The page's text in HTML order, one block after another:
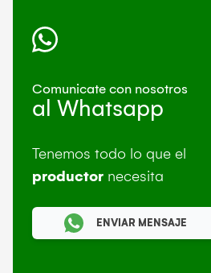
Comunicate con nosotros
al Whatsapp
Tenemos todo lo que el
productor necesita
ENVIAR MENSAJE